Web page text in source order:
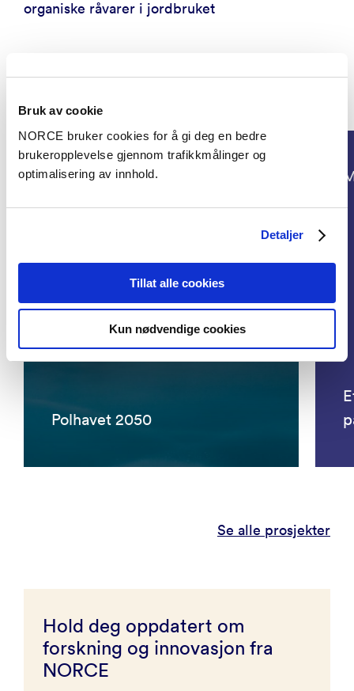
Bruk av cookie
NORCE bruker cookies for å gi deg en bedre
brukeropplevelse gjennom trafikkmålinger og
optimalisering av innhold.
Detaljer
Tillat alle cookies
Kun nødvendige cookies
organiske råvarer i jordbruket
Prosjekter
Klima, Miljø
Polhavet 2050
Se alle prosjekter
Hold deg oppdatert om
forskning og innovasjon fra
NORCE